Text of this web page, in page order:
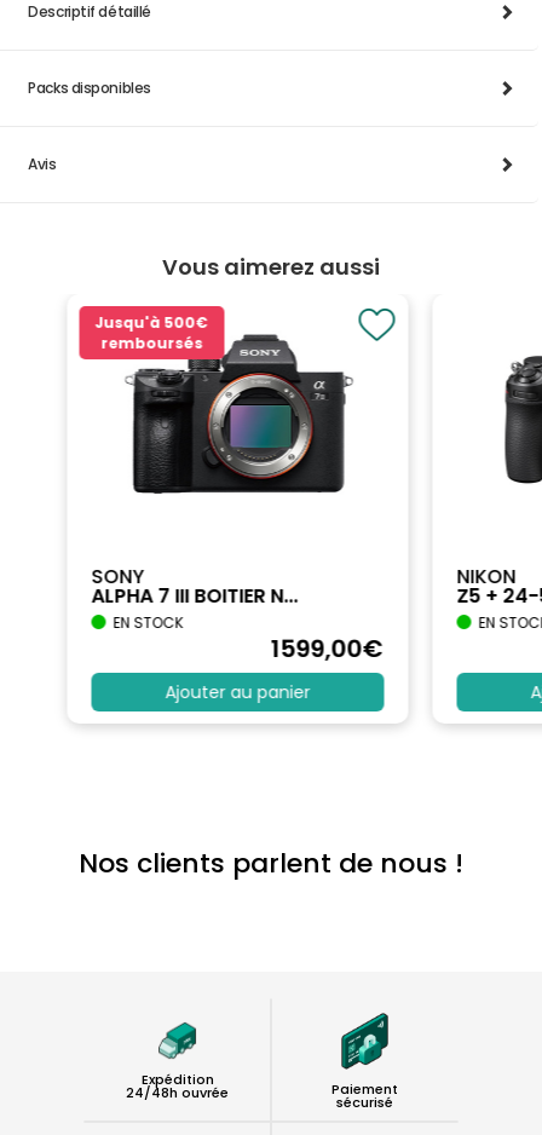
Descriptif détaillé
Packs disponibles
Avis
Vous aimerez aussi
Jusqu'à 500€
remboursés
SONY
ALPHA 7 III BOITIER N...
EN STOCK
1599,00€
Ajouter au panier
NIKON
Z5 +
EN
Nos clients parlent de nous !
Expédition
24/48h ouvrée Paiement
sécurisé